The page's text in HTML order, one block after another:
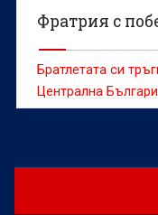
Фратрия с
Братлетата си
Централна